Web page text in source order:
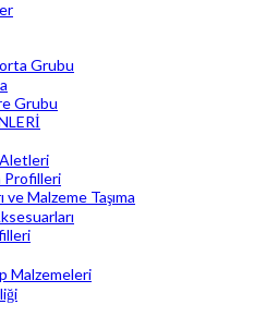
Grubu
Grubu
Profilleri
ve Malzeme Taşıma
Malzemeleri